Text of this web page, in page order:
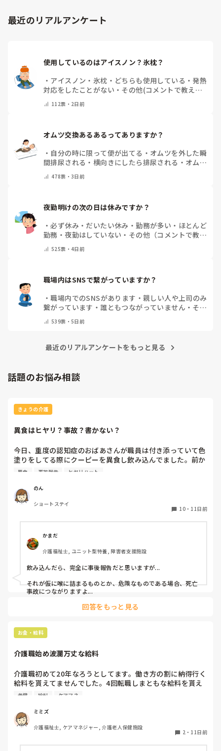
最近のリアルアンケート
使用しているのはアイスノン？氷枕？
・ アイスノン ・ 氷枕 ・ どちらも使用している ・ 発熱
対応をしたことがない ・ その他(コメントで教えて
ください)
112票・ 2日前
オムツ交換あるあるってありますか？
・ 自分の時に限って便が出てる ・ オムツを外した瞬
間排尿される ・ 横向きにしたら排尿される ・ オムツ
のテープがよくちぎれている
まっていると快感
478票・3日前
夜勤明けの次の日は休みですか？
・必ず休み・ だいたい休み ・勤務が多い ・ ほとんど
勤務 ・ 夜勤はしていない ・ その他（コメントで教え
てください）
525票・4日前
職場内はSNSで繋がっていますか？
・職場内でのSNSがあります ・ 親しい人や上司のみ
繋がっています ・ 誰ともつながっていません ・ その
他（コメントで教えてください）
539票・5日前
最近のリアルアンケートをもっと見る
話題のお悩み相談
きょうの介護
異食はヒヤリ？事故？書かない？
今日、重度の認知症のおばあさんが職員は付き添っていて色
塗りをしてる際にクーピーを異食し飲み込んでました。前か
ら異食しそうな雰囲気はありました。
い。なんならヒヤリも書かなくていいよ。と言われました。
私は書いた方が後からなんかあったらダメだからと言いまし
たがめんどくさいし見た感じ大丈夫そうだから！
皆さんの施設ではクーピーやティッシュ等の異食行為があっ
た際事故報告書に書きますか？
それともヒヤリハットを書きますか？
ぜひ教えてください。
異食 事故報告 ヒヤリハット
のん
ショートステイ
10・ 11日前
かまだ
介護福祉士, ユニット型特養, 障害者支援施設
飲み込んだら、完全に事後報告だと思いますが...
それが仮に喉に詰まるものとか、危険なものである場合、死亡
事故につながりますよ...
回答をもっと見る
お金・給料
介護職始め波瀾万丈な給料
介護職初めて20年なろうとしてます。働き方の割に納得行く
給料を貰えてませんでした。4回転職しまともな給料を貰え
るようになりました。
介福の資格とり新卒なのにわかるの前提でかなりのパワハラ
職場で1年で退職。年収210万でした。
②特養
いい方。1年しないで退職したので推定年収150万
老健 給料 ケアマネ
ミミズ
介護福祉士, ケアマネジャー, 介護老人保健施設
2 ・ 11日前